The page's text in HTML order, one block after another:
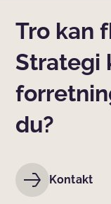
Tro kan
Strategi
du?
Kontakt